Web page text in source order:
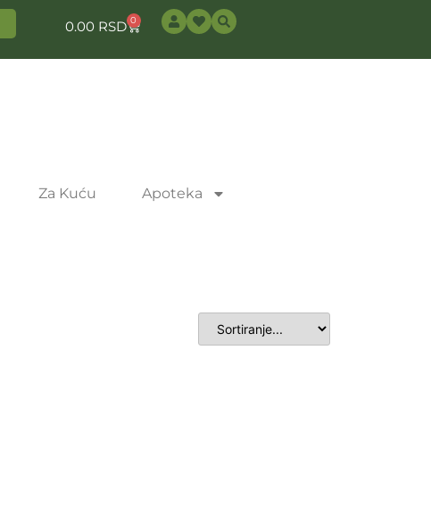
0.00 RSD 0
Za Kuću Apoteka